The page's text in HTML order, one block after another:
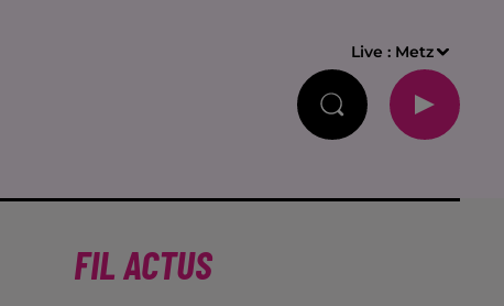
Live : Metz
FIL ACTUS